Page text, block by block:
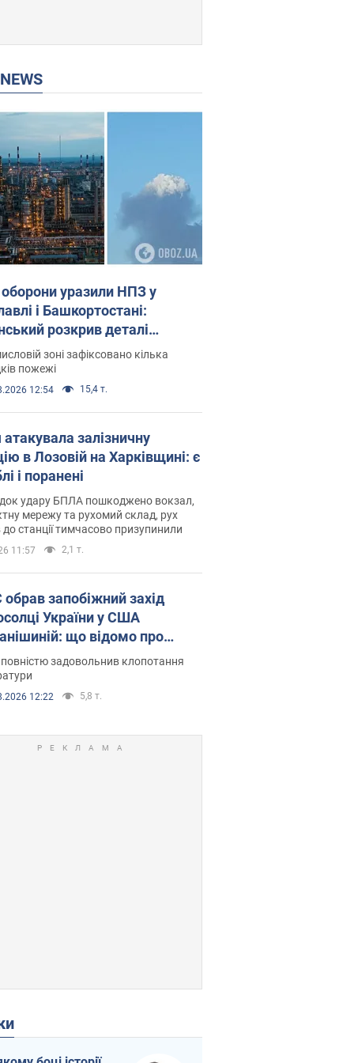
NEWS
уразили НПЗ у
і Башкортостані:
розкрив деталі
операції. Фото і відео
зоні зафіксовано кілька
пожежі
12:54 15,4 т.
атакувала залізничну
в Лозовій на Харківщині: є
і поранені
удару БПЛА пошкоджено вокзал,
мережу та рухомий склад, рух
до станції тимчасово призупинили
11:57 2,1 т.
захід
України у США
що відомо про
задовольнив клопотання
12:22 5,8 т.